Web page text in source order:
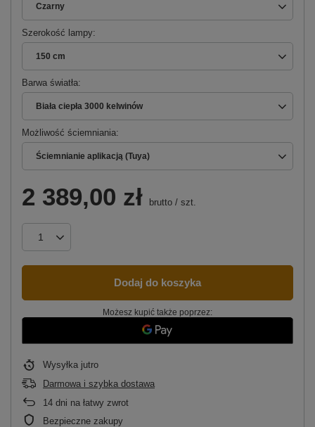
Czarny
Szerokość lampy
150 cm
Barwa światła
Biała ciepła 3000 kelwinów
Możliwość ściemniania
Ściemnianie aplikacją (Tuya)
2 389,00 zł brutto / szt.
Dodaj do koszyka
Możesz kupić także poprzez:
Wysyłka jutro
Darmowa i szybka dostawa
14 dni na łatwy zwrot
Bezpieczne zakupy